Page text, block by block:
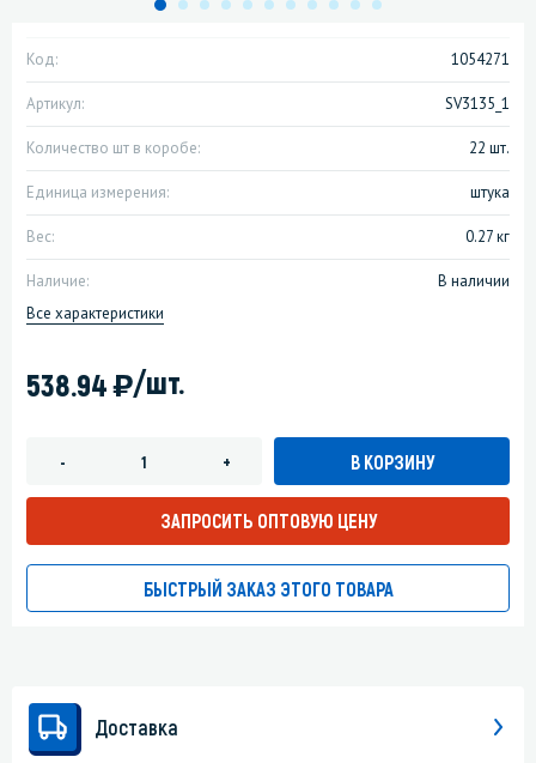
Код: 1054271
Артикул: SV3135_1
Количество шт в коробе: 22 шт.
Единица измерения: штука
Вес: 0.27 кг
Наличие:
В наличии
Все характеристики
538.94)/шт.
- + В КОРЗИНУ
ЗАПРОСИТЬ ОПТОВУЮ ЦЕНУ
БЫСТРЫЙ ЗАКАЗ ЭТОГО ТОВАРА
Доставка